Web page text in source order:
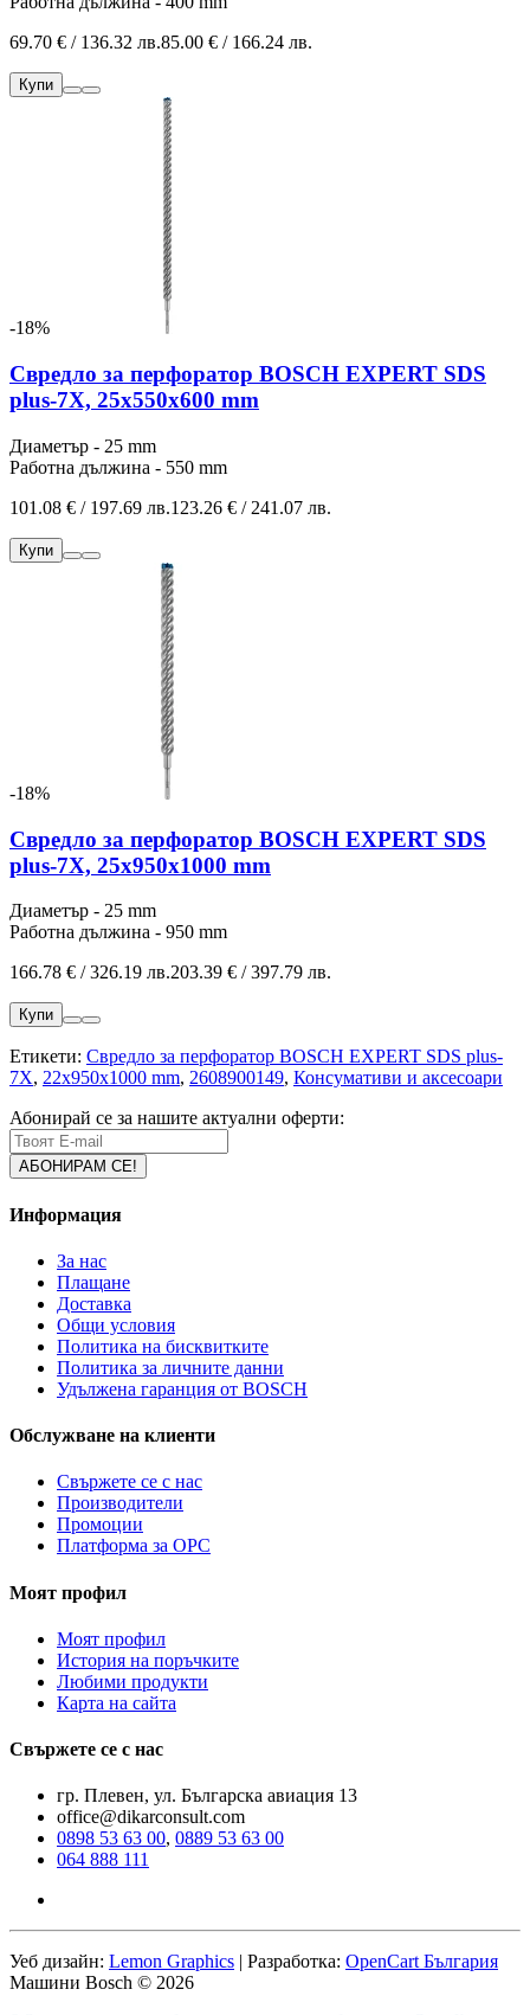
69.70 € / 136.32 лв.85.00 € / 166.24 лв.
Купи
-18%
Свредло за перфоратор BOSCH EXPERT SDS
plus-7X, 25x550x600 mm
Диаметър - 25 mm
Работна дължина - 550 mm
101.08 € / 197.69 лв.123.26 € / 241.07 лв.
Купи
-18%
Свредло за перфоратор BOSCH EXPERT SDS
plus-7X, 25x950x1000 mm
Диаметър - 25 mm
Работна дължина - 950 mm
166.78 € / 326.19 лв.203.39 € / 397.79 лв.
Купи
Етикети: Свредло за перфоратор BOSCH EXPERT SDS plus-
7X, 22x950x1000 mm, 2608900149, Консумативи и аксесоари
Абонирай се за нашите актуални оферти:
Информация
За нас
Плащане
Доставка
Общи условия
Политика на бисквитките
Политика за личните данни
Удължена гаранция от BOSCH
Обслужване на клиенти
Свържете се с нас
Производители
Промоции
Платформа за ОРС
Моят профил
Моят профил
История на поръчките
Любими продукти
Карта на сайта
Свържете се с нас
гр. Плевен, ул. Българска авиация 13
office@dikarconsult.com
0898 53 63 00, 0889 53 63 00
064 888 111
Уеб дизайн: Lemon Graphics | Разработка: OpenCart България
Машини Bosch © 2026